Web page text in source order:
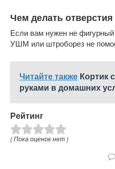
Чем делать
Если вам нужен не
УШМ или штроборез не
Читайте также Кортик
руками в домашних
Рейтинг
( Пока оценок нет )